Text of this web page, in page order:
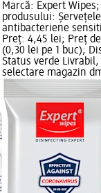
Marcă: Expert
produsului:
antibacteriene
Preț: 4,45 lei; Preț
(0,30 lei pe 1 buc);
Status verde
selectare magazin